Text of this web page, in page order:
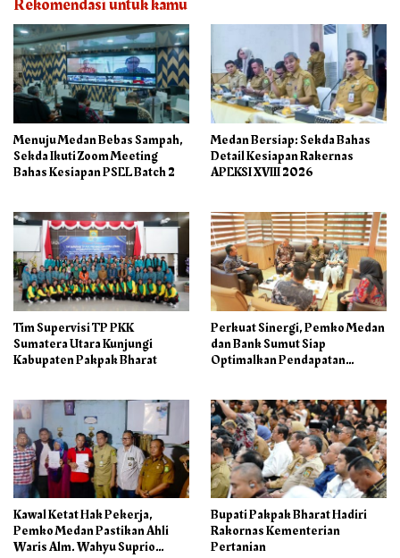
Rekomendasi untuk kamu
Menuju Medan Bebas Sampah,
Sekda Ikuti Zoom Meeting
Bahas Kesiapan PSEL Batch 2
Medan Bersiap: Sekda Bahas
Detail Kesiapan Rakernas
APEKSI XVIII 2026
Tim Supervisi TP PKK
Sumatera Utara Kunjungi
Kabupaten Pakpak Bharat
Perkuat Sinergi, Pemko Medan
dan Bank Sumut Siap
Optimalkan Pendapatan
Kawal Ketat Hak Pekerja,
Pemko Medan Pastikan Ahli
Waris Alm. Wahyu Suprio
Bupati Pakpak Bharat Hadiri
Rakornas Kementerian
Pertanian